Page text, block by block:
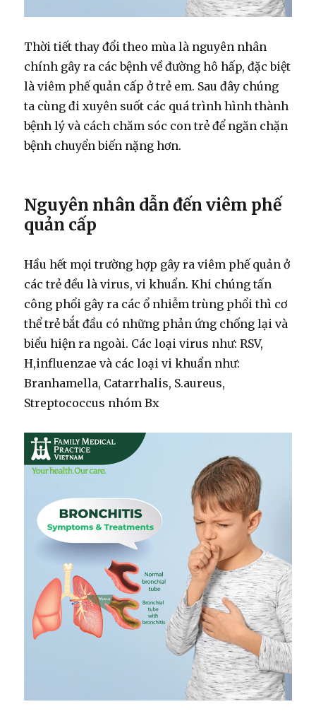
Thời tiết thay đổi theo mùa là nguyên nhân
chính gây ra các bệnh về đường hô hấp, đặc biệt
là viêm phế quản cấp ở trẻ em. Sau đây chúng
ta cùng đi xuyên suốt các quá trình hình thành
bệnh lý và cách chăm sóc con trẻ để ngăn chặn
bệnh chuyển biến nặng hơn.
Nguyên nhân dẫn đến viêm phế
quản cấp
Hầu hết mọi trường hợp gây ra viêm phế quản ở
các trẻ đều là virus, vi khuẩn. Khi chúng tấn
công phổi gây ra các ổ nhiễm trùng phổi thì cơ
thể trẻ bắt đầu có những phản ứng chống lại và
biểu hiện ra ngoài. Các loại virus như: RSV,
H,influenzae và các loại vi khuẩn như:
Branhamella, Catarrhalis, S.aureus,
Streptococcus nhóm Bx